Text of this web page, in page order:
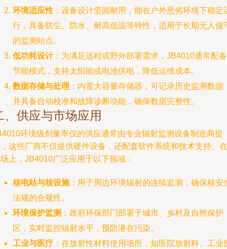
环境适应性 ：设备设计坚固耐用，能在户外恶劣环境下稳定
行，具备防尘、防水、耐高低温等特性，适用于长期无人值
的监测站点。
低功耗设计：为满足远程或野外部署需求，JB4010通常配备
节能模式，支持太阳能或电池供电，降低运维成本。
数据存储与处理 ：内置大容量存储器，可记录历史监测数据
并具备自动校准和故障诊断功能，确保数据完整性。
、供应与市场应用
环境级剂量率仪的供应通常由专业辐射监测设备制造商提
这些厂商不仅提供硬件设备，还配套软件系统和技术支持。在
上，JB4010广泛应用于以下领域：
核电站与核设施：用于周边环境辐射的连续监测，确保核安
法规的合规性。
环境保护监测 ：政府环保部门部署于城市、乡村及自然保护
区，实时监控辐射水平，预防潜在污染。
工业与医疗 ：在放射性材料使用场所，如医院放射科、工业